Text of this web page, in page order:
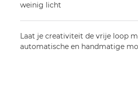
weinig licht
Laat je creativiteit de vrije loop
automatische en handmatige